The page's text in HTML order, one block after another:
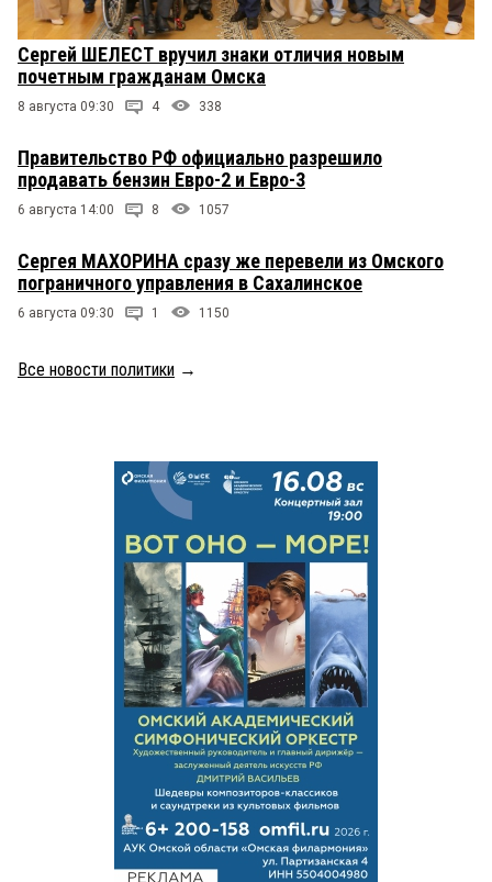
Сергей ШЕЛЕСТ вручил знаки отличия новым
почетным гражданам Омска
8 августа 09:30 4 338
Правительство РФ официально разрешило
продавать бензин Евро-2 и Евро-3
6 августа 14:00 8 1057
Сергея МАХОРИНА сразу же перевели из Омского
пограничного управления в Сахалинское
6 августа 09:30 1 1150
Все новости политики →